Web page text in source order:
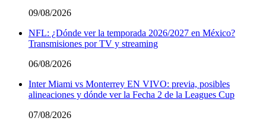
09/08/2026
NFL: ¿Dónde ver la temporada 2026/2027 en México?
Transmisiones por TV y streaming
06/08/2026
Inter Miami vs Monterrey EN VIVO: previa, posibles
alineaciones y dónde ver la Fecha 2 de la Leagues Cup
07/08/2026